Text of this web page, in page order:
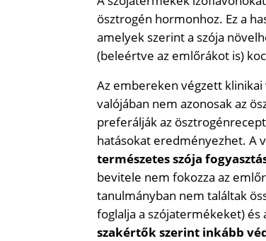
ösztrogén hormonhoz. Ez a
amelyek szerint a szója
(beleértve az emlőrákot is)
Az embereken végzett
valójában nem azonosak az
preferálják az
hatásokat eredményezhet. A
természetes szója
bevitele nem fokozza az
tanulmányban nem találtak
foglalja a szójatermékeket)
szakértők szerint inkább